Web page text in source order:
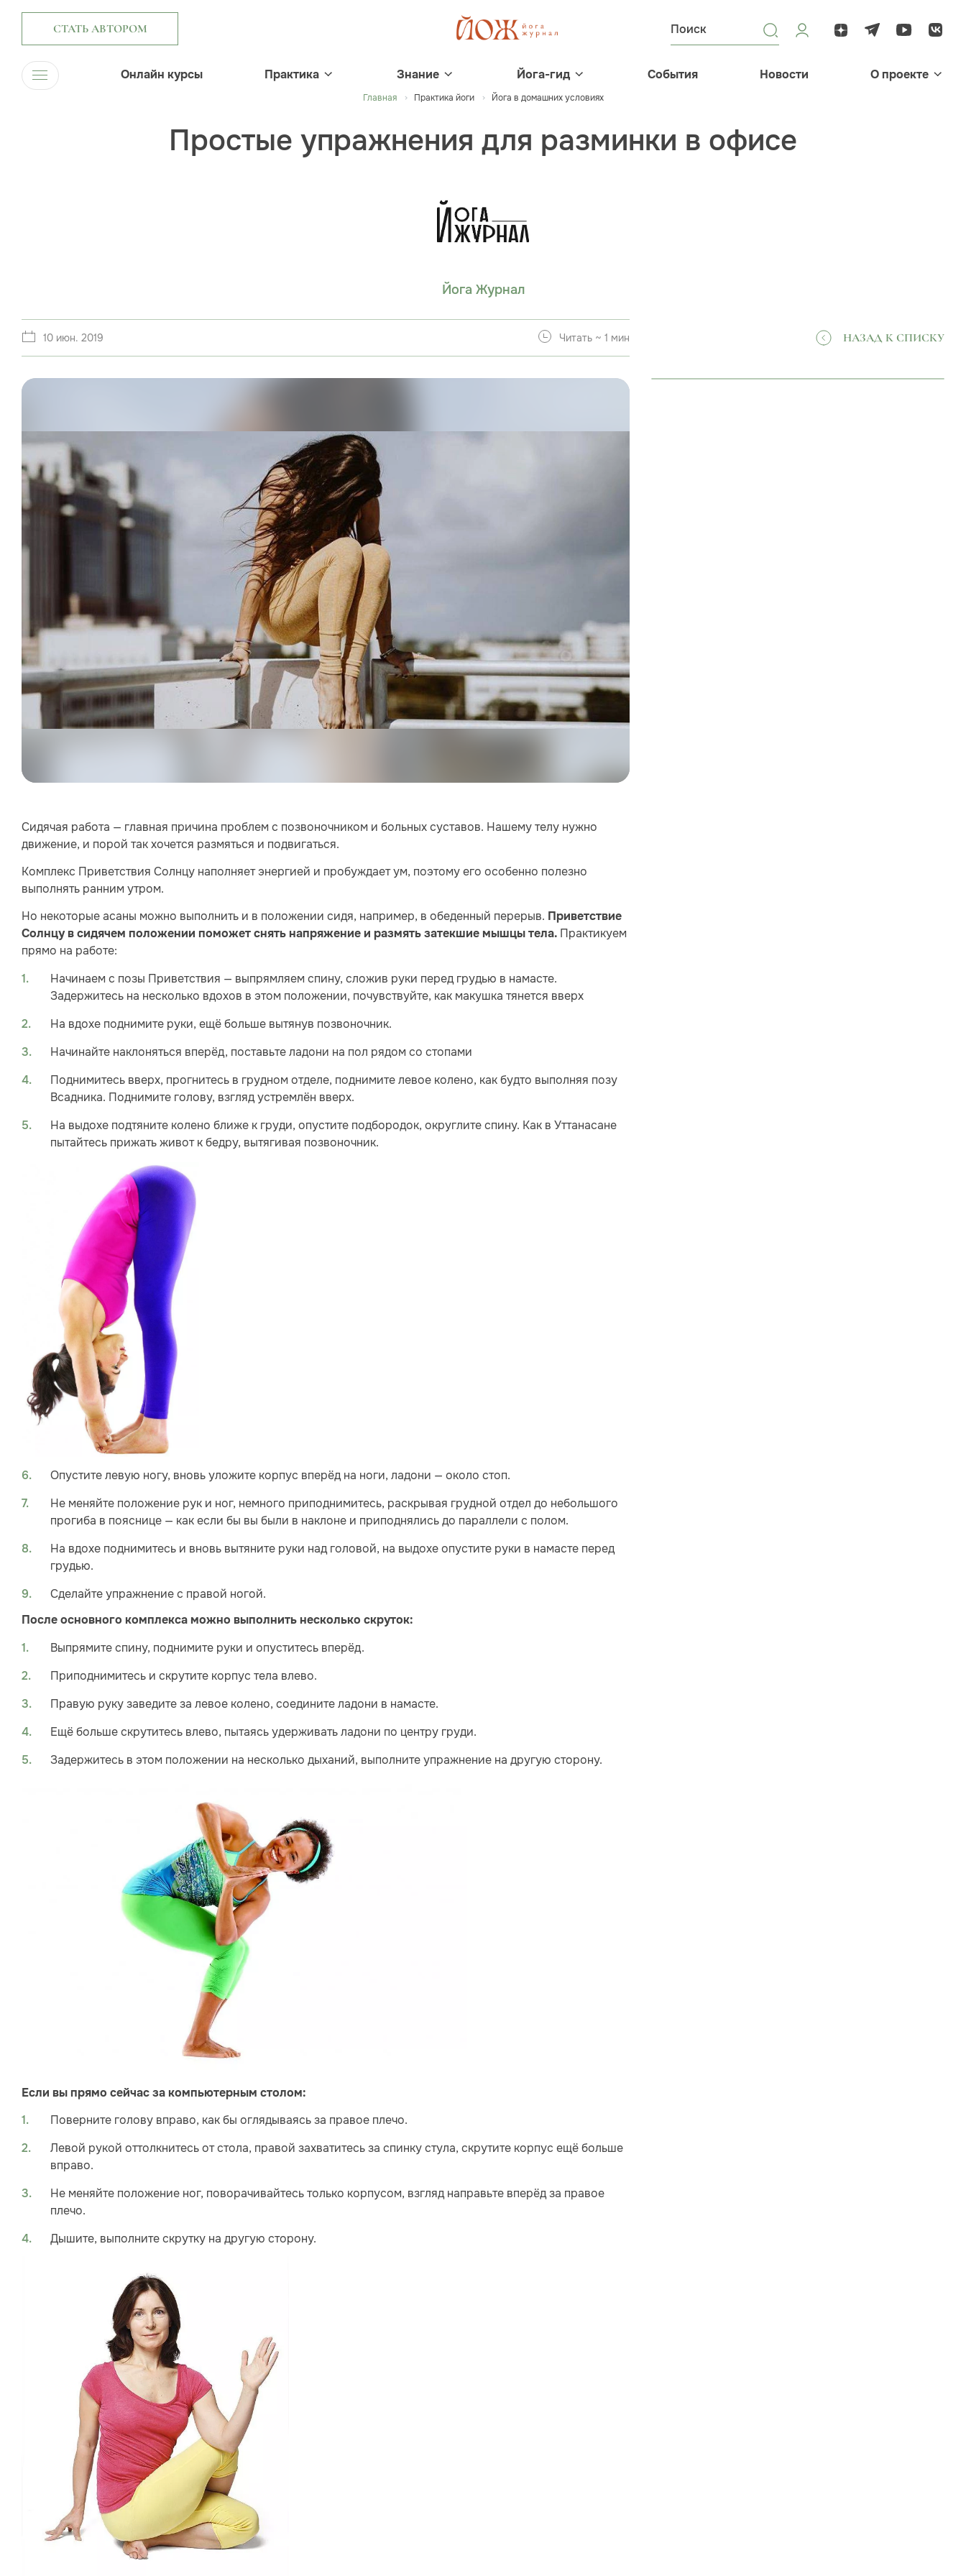
СТАТЬ АВТОРОМ
Онлайн курсы Практика Знание Йога-гид События Новости О проекте
Главная Практика йоги Йога в домашних условиях
Простые упражнения для разминки в офисе
Йога Журнал
10 июн. 2019 Читать ~ 1 мин НАЗАД К СПИСКУ
Сидячая работа — главная причина проблем с позвоночником и больных суставов. Нашему телу нужно
движение, и порой так хочется размяться и подвигаться.
Комплекс Приветствия Солнцу наполняет энергией и пробуждает ум, поэтому его особенно полезно
выполнять ранним утром.
Но некоторые асаны можно выполнить и в положении сидя, например, в обеденный перерыв. Приветствие
Солнцу в сидячем положении поможет снять напряжение и размять затекшие мышцы тела. Практикуем
прямо на работе:
Начинаем с позы Приветствия — выпрямляем спину, сложив руки перед грудью в намасте.
Задержитесь на несколько вдохов в этом положении, почувствуйте, как макушка тянется вверх
На вдохе поднимите руки, ещё больше вытянув позвоночник.
Начинайте наклоняться вперёд, поставьте ладони на пол рядом со стопами
Поднимитесь вверх, прогнитесь в грудном отделе, поднимите левое колено, как будто выполняя позу
Всадника. Поднимите голову, взгляд устремлён вверх.
На выдохе подтяните колено ближе к груди, опустите подбородок, округлите спину. Как в Уттанасане
пытайтесь прижать живот к бедру, вытягивая позвоночник.
Опустите левую ногу, вновь уложите корпус вперёд на ноги, ладони — около стоп.
Не меняйте положение рук и ног, немного приподнимитесь, раскрывая грудной отдел до небольшого
прогиба в пояснице — как если бы вы были в наклоне и приподнялись до параллели с полом.
На вдохе поднимитесь и вновь вытяните руки над головой, на выдохе опустите руки в намасте перед
грудью.
Сделайте упражнение с правой ногой.
После основного комплекса можно выполнить несколько скруток:
Выпрямите спину, поднимите руки и опуститесь вперёд.
Приподнимитесь и скрутите корпус тела влево.
Правую руку заведите за левое колено, соедините ладони в намасте.
Ещё больше скрутитесь влево, пытаясь удерживать ладони по центру груди.
Задержитесь в этом положении на несколько дыханий, выполните упражнение на другую сторону.
Если вы прямо сейчас за компьютерным столом:
Поверните голову вправо, как бы оглядываясь за правое плечо.
Левой рукой оттолкнитесь от стола, правой захватитесь за спинку стула, скрутите корпус ещё больше
вправо.
Не меняйте положение ног, поворачивайтесь только корпусом, взгляд направьте вперёд за правое
плечо.
Дышите, выполните скрутку на другую сторону.